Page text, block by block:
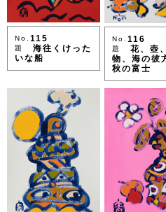
No. 115
題
海往くけった
いな船
No. 116
題
花、壺
物、海の彼
秋の富士